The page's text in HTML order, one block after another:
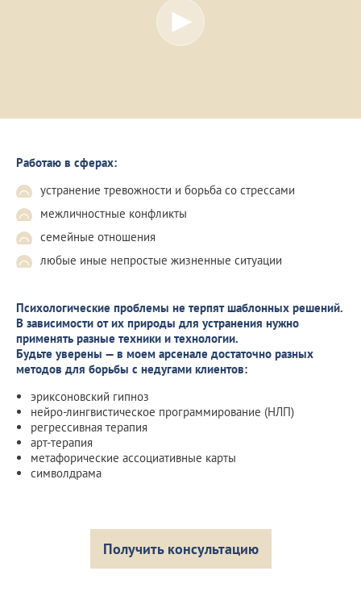
Работаю в сферах:
устранение тревожности и борьба со стрессами
межличностные конфликты
семейные отношения
любые иные непростые жизненные ситуации
Психологические проблемы не терпят шаблонных решений.
В зависимости от их природы для устранения нужно
применять разные техники и технологии.
Будьте уверены — в моем арсенале достаточно разных
методов для борьбы с недугами клиентов:
эриксоновский гипноз
нейро-лингвистическое программирование (НЛП)
регрессивная терапия
арт-терапия
метафорические ассоциативные карты
символдрама
Получить консультацию